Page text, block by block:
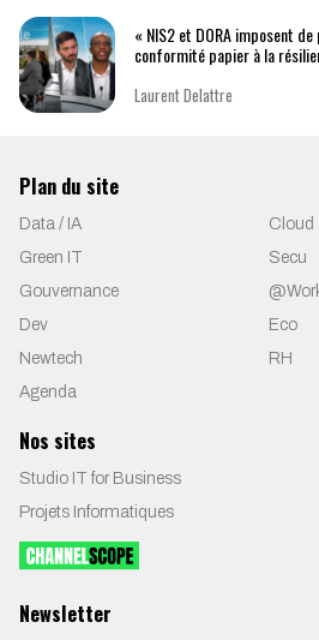
« NIS2 et DORA imposent
conformité papier à la
Laurent Delattre
Plan du site
Data / IA
Cloud
Green IT
Secu
Gouvernance
Dev
Eco
Newtech
RH
Agenda
Nos sites
Studio IT for Business
Projets Informatiques
Newsletter